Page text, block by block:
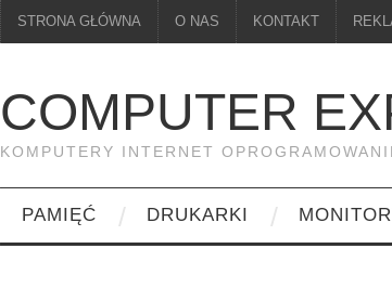
STRONA GŁÓWNA O NAS KONTAKT
COMPUTER
KOMPUTERY INTERNET
PAMIĘĆ DRUKARKI